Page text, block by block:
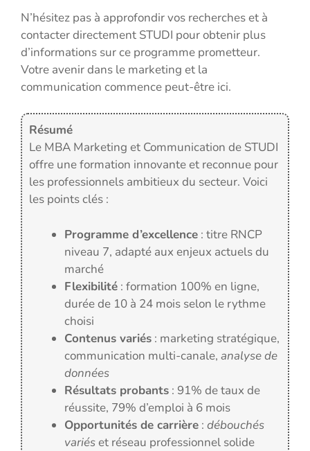
N’hésitez pas à approfondir vos recherches et à
contacter directement STUDI pour obtenir plus
d’informations sur ce programme prometteur.
Votre avenir dans le marketing et la
communication commence peut-être ici.
Résumé
Le MBA Marketing et Communication de STUDI
offre une formation innovante et reconnue pour
les professionnels ambitieux du secteur. Voici
les points clés :
Programme d’excellence : titre RNCP
niveau 7, adapté aux enjeux actuels du
marché
Flexibilité : formation 100% en ligne,
durée de 10 à 24 mois selon le rythme
choisi
Contenus variés : marketing stratégique,
communication multi-canale, analyse de
données
Résultats probants : 91% de taux de
réussite, 79% d’emploi à 6 mois
Opportunités de carrière : débouchés
variéset réseau professionnel solide